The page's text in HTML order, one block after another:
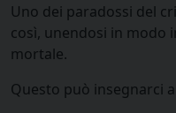
Uno dei paradossi del
così, unendosi in modo
mortale.
Questo può insegnarci